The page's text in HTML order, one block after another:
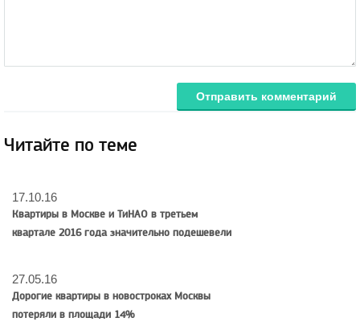
Отправить комментарий
Читайте по теме
17.10.16
Квартиры в Москве и ТиНАО в третьем
квартале 2016 года значительно подешевели
27.05.16
Дорогие квартиры в новостроках Москвы
потеряли в площади 14%